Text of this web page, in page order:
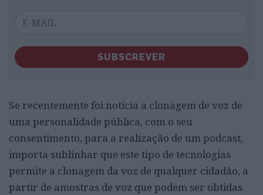
SUBSCREVER
Se recentemente foi notícia a clonagem de voz de
uma personalidade pública, com o seu
consentimento, para a realização de um podcast,
importa sublinhar que este tipo de tecnologias
permite a clonagem da voz de qualquer cidadão, a
partir de amostras de voz que podem ser obtidas